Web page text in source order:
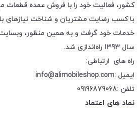
کشور، فعالیت خود را با فروش عمده قطعات
با کسب رضایت مشتریان و شناخت نیازهای
سال 1393 راه‌اندازی شد.
راه های ارتباطی:
ایمیل :info@alimobileshop.com
تلفن :09196879068
نماد های اعتماد